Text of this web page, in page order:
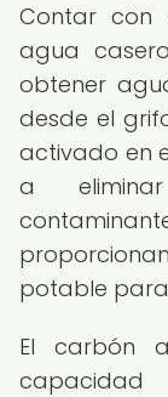
Contar con
agua
obtener
desde el
activado en
a
potable
El carbón